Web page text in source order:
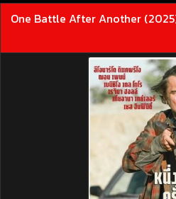
One Battle After Another